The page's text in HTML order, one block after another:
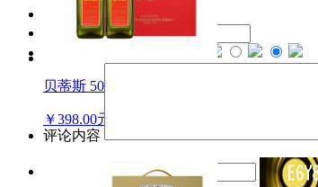
用户名匿名用户
E-mail
评论内容
贝蒂斯 500ml*2特级初榨橄榄油礼盒
￥398.00元